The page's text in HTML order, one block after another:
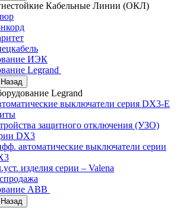
Кабельные Линии (ОКЛ)
ИЭК
Legrand
Назад
Legrand
выключатели серия DX3-E
защитного отключения (УЗО)
DX3
автоматические выключатели серии
изделия серии – Valena
АВВ
Назад